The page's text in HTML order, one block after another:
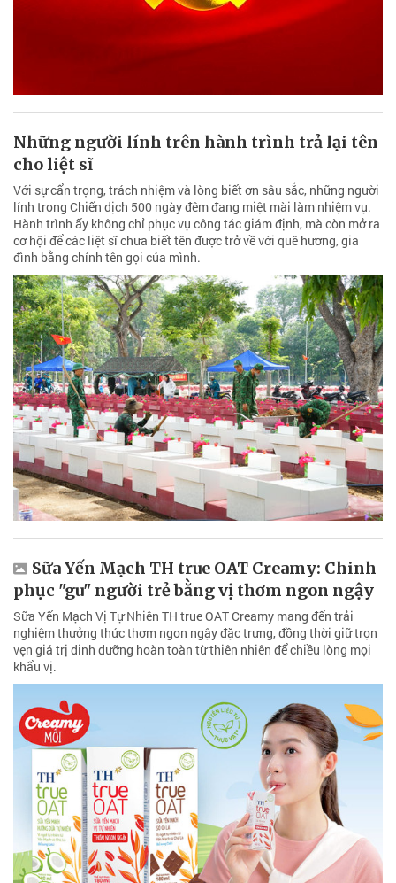
Những người lính trên hành trình trả lại tên
cho liệt sĩ
Với sự cẩn trọng, trách nhiệm và lòng biết ơn sâu sắc, những người
lính trong Chiến dịch 500 ngày đêm đang miệt mài làm nhiệm vụ.
Hành trình ấy không chỉ phục vụ công tác giám định, mà còn mở ra
cơ hội để các liệt sĩ chưa biết tên được trở về với quê hương, gia
đình bằng chính tên gọi của mình.
Sữa Yến Mạch TH true OAT Creamy: Chinh
phục "gu" người trẻ bằng vị thơm ngon ngậy
Sữa Yến Mạch Vị Tự Nhiên TH true OAT Creamy mang đến trải
nghiệm thưởng thức thơm ngon ngậy đặc trưng, đồng thời giữ trọn
vẹn giá trị dinh dưỡng hoàn toàn từ thiên nhiên để chiều lòng mọi
khẩu vị.